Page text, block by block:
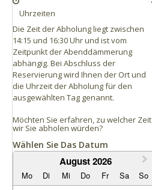
Uhrzeiten
Die Zeit der Abholung liegt zwischen
14:15 und 16:30 Uhr und ist vom
Zeitpunkt der Abenddämmerung
abhängig. Bei Abschluss der
Reservierung wird Ihnen der Ort und
die Uhrzeit der Abholung für den
ausgewählten Tag genannt.
Möchten Sie erfahren, zu welcher Zeit
wir Sie abholen würden?
Wählen Sie Das Datum
August 2026
Mo Di Mi Do Fr Sa So